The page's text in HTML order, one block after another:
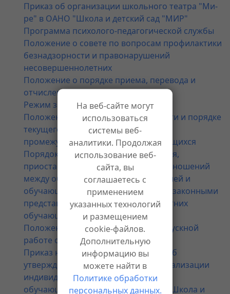
Приказ об организации школьного театра "Ми-
ре" в ОАНО "Школа и детский сад "МИР"
Программа психолого-педагогической службы
Положение о совете по вопросам профилактики
безнадзорности и правонарушений
несовершеннолетних
Положение о порядке приема, перевода и
отчисления учащихся
Режим занятий обучающихся
Положение о формах, периодичности и порядке
текущего контроля успеваемости и
промежуточной аттестации обучающихся
Порядок оформления возникновения,
приостановления и прекращения отношений
между образовательной организацией и
обучающимися и (или) родителями (законными
представителями) несовершеннолетних
обучающихся
Положение об индивидуальной выпускной
работе обучающихся 10 11 класса
Приказ на 2023-2024 учебный год «Об
утверждении дорожной карты по реализации
индивидуальной выпускной работы
обучающихся 10-го класса в ОАНО «Школа и
На веб-сайте могут
использоваться
системы веб-
аналитики. Продолжая
использование веб-
сайта, вы
соглашаетесь с
применением
указанных технологий
и размещением
cookie-файлов.
Дополнительную
информацию вы
можете найти в
Политике обработки
персональных данных.